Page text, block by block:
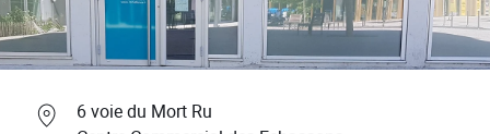
Professionnels de santé
6 voie du Mort Ru
Link Opens in New Tab